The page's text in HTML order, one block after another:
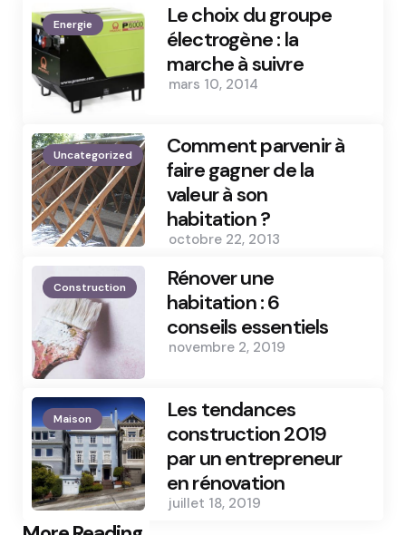
Energie
Le choix du groupe
électrogène : la
marche à suivre
mars 10, 2014
Uncategorized
Comment parvenir à
faire gagner de la
valeur à son
habitation ?
octobre 22, 2013
Construction
Rénover une
habitation : 6
conseils essentiels
novembre 2, 2019
Maison
Les tendances
construction 2019
par un entrepreneur
en rénovation
juillet 18, 2019